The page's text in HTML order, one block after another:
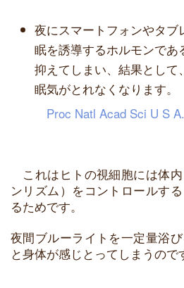
夜にスマートフォンやタ
眠を誘導するホルモンであ
抑えてしまい、結果として
眠気がとれなくなります。
Proc Natl Acad Sci U S
これはヒトの視細胞には体
ンリズム）をコントロールす
るためです。
夜間ブルーライトを一定量浴
と身体が感じとってしまうので